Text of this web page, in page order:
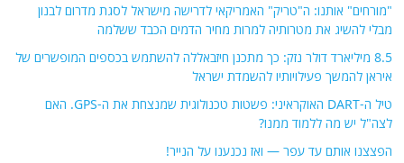
"מורחים" אותנו: ה"טריק" האמריקאי לדרישה מישראל לסגת מדרום לבנון
מבלי להשיג את מטרותיה למרות מחיר הדמים הכבד ששלמה
8.5 מיליארד דולר נזק: כך מתכנן חיזבאללה להשתמש בכספים המופשרים של
איראן להמשך פעילויותיו להשמדת ישראל
טיל ה-DART האוקראיני: פשטות טכנולוגית שמנצחת את ה-GPS. האם
לצה"ל יש מה ללמוד ממנו?
הפצצנו אותם עד עפר — ואז נכנענו על הנייר!